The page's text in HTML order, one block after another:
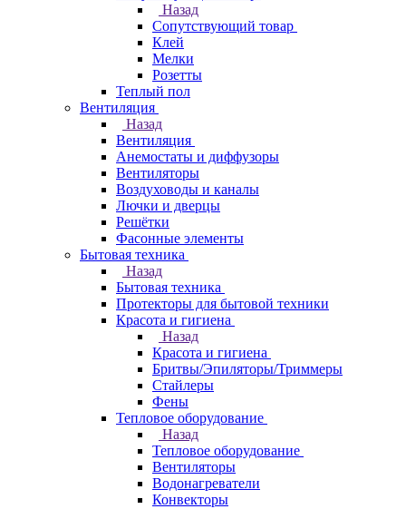
Назад
Сопутствующий товар
Клей
Мелки
Розетты
Теплый пол
Вентиляция
Назад
Вентиляция
Анемостаты и диффузоры
Вентиляторы
Воздуховоды и каналы
Лючки и дверцы
Решётки
Фасонные элементы
Бытовая техника
Назад
Бытовая техника
Протекторы для бытовой техники
Красота и гигиена
Назад
Красота и гигиена
Бритвы/Эпиляторы/Триммеры
Стайлеры
Фены
Тепловое оборудование
Назад
Тепловое оборудование
Вентиляторы
Водонагреватели
Конвекторы